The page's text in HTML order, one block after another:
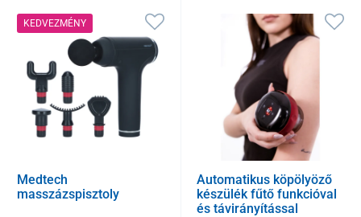
KEDVEZMÉNY
Medtech
masszázspisztoly
Automatikus köpölyöző
készülék fűtő funkcióval
és távirányítással